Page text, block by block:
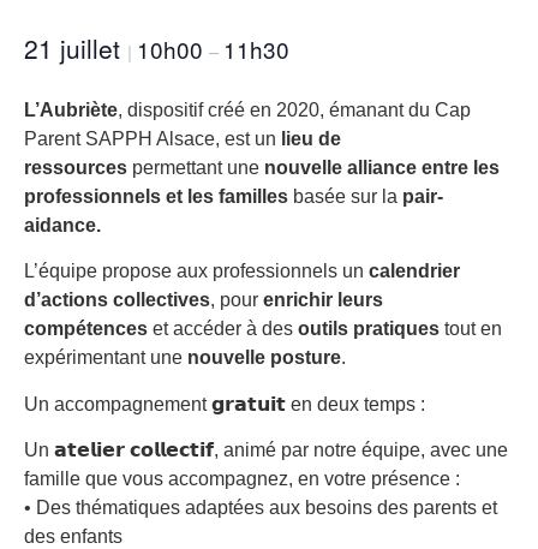
21 juillet | 10h00 – 11h30
L’Aubriète, dispositif créé en 2020, émanant du Cap
Parent SAPPH Alsace, est un lieu de
ressources permettant une nouvelle alliance entre les
professionnels et les familles basée sur la pair-
aidance.
L’équipe propose aux professionnels un calendrier
d’actions collectives, pour enrichir leurs
compétences et accéder à des outils pratiques tout en
expérimentant une nouvelle posture.
Un accompagnement 𝗴𝗿𝗮𝘁𝘂𝗶𝘁 en deux temps :
Un 𝗮𝘁𝗲𝗹𝗶𝗲𝗿 𝗰𝗼𝗹𝗹𝗲𝗰𝘁𝗶𝗳, animé par notre équipe, avec une
famille que vous accompagnez, en votre présence :
• Des thématiques adaptées aux besoins des parents et
des enfants